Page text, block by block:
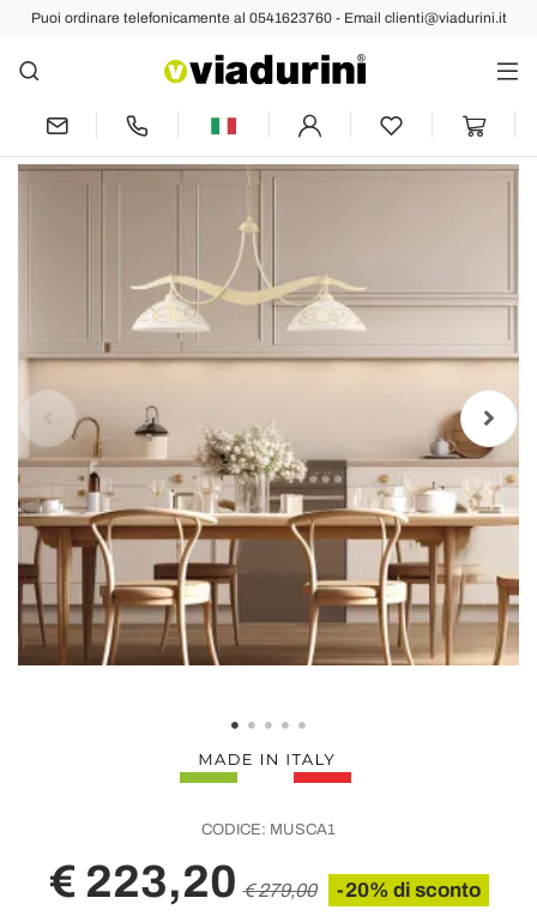
Puoi ordinare telefonicamente al 0541623760 - Email clienti@viadurini.it
Indietro Prec Succ
Lampadario in Metallo in Vetro 2 Luci
per Illuminazione Interni - Musca
CODICE: MUSCA1
€ 223,20 € 279,00 -20% di sconto